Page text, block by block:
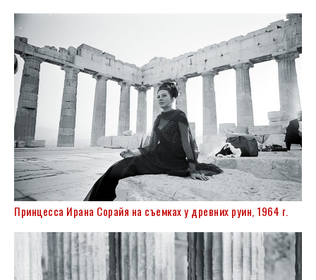
Принцесса Ирана Сорайя на съемках у древних руин, 1964 г.